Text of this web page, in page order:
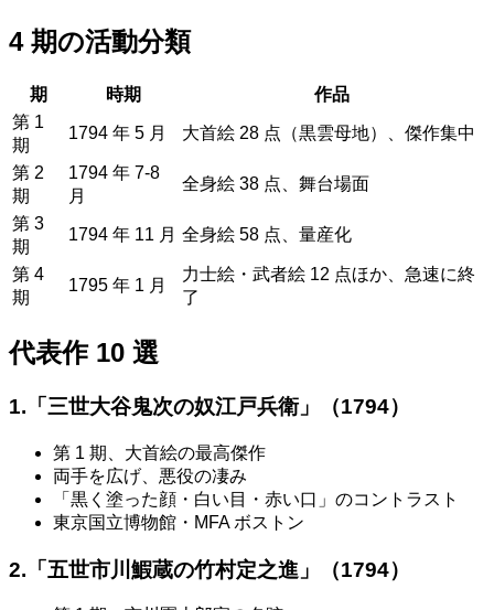
4 期の活動分類
期 時期
作品
第 1
期
1794 年 5 月 大首絵 28 点（黒雲母地）、傑作集中
第 2
期
1794 年 7-8
月
全身絵 38 点、舞台場面
第 3
期
1794 年 11 月 全身絵 58 点、量産化
第 4
期
1795 年 1 月
力士絵・武者絵 12 点ほか、急速に終
了
代表作 10 選
1.「三世大谷鬼次の奴江戸兵衛」（1794）
第 1 期、大首絵の最高傑作
両手を広げ、悪役の凄み
「黒く塗った顔・白い目・赤い口」のコントラスト
東京国立博物館・MFA ボストン
2.「五世市川鰕蔵の竹村定之進」（1794）